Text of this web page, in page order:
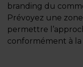
branding du
Prévoyez une
permettre
conformément à